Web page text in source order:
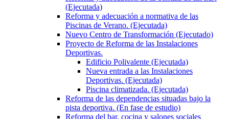
(Ejecutada)
Reforma y adecuación a normativa de las
Piscinas de Verano. (Ejecutada)
Nuevo Centro de Transformación (Ejecutado)
Proyecto de Reforma de las Instalaciones
Deportivas.
Edificio Polivalente (Ejecutada)
Nueva entrada a las Instalaciones
Deportivas. (Ejecutada)
Piscina climatizada. (Ejecutada)
Reforma de las dependencias situadas bajo la
pista deportiva. (En fase de estudio)
Reforma del bar, cocina y salones sociales